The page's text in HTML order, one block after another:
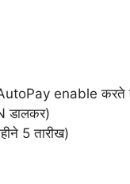
enable करते
डालकर)
5 तारीख)